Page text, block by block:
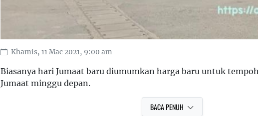
Khamis, 11 Mac 2021, 9:00 am
Biasanya hari Jumaat baru diumumkan harga baru untuk
Jumaat minggu depan.
BACA PENUH